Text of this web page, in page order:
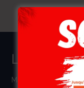
LIENS
Magasins LGD